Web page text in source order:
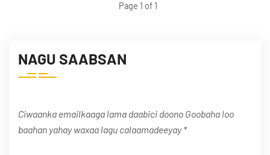
Page 1 of 1
NAGU SAABSAN
Ciwaanka emailkaaga lama daabici doono Goobaha loo
baahan yahay waxaa lagu calaamadeeyay *